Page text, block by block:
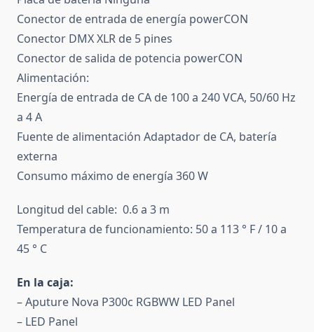
Conector de entrada de energía powerCON
Conector DMX XLR de 5 pines
Conector de salida de potencia powerCON
Alimentación:
Energía de entrada de CA de 100 a 240 VCA, 50/60 Hz
a 4 A
Fuente de alimentación Adaptador de CA, batería
externa
Consumo máximo de energía 360 W
Longitud del cable: 0.6 a 3 m
Temperatura de funcionamiento: 50 a 113 ° F / 10 a
45 ° C
En la caja:
– Aputure Nova P300c RGBWW LED Panel
– LED Panel